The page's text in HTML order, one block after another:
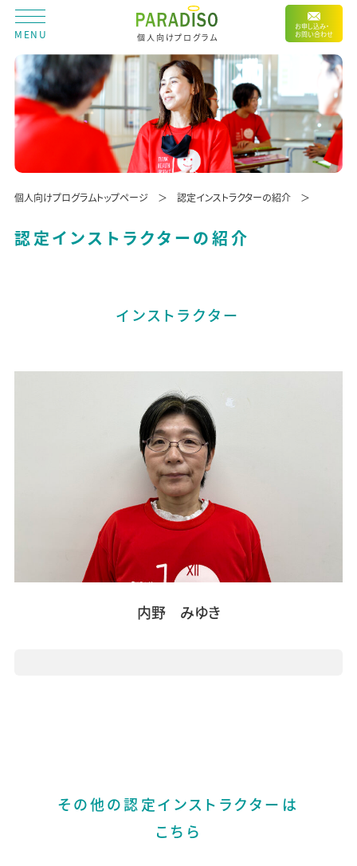
MENU 個人向けプログラム
お申し込み・
お問い合わせ
個人向けプログラムトップページ 認定インストラクターの紹介
認定インストラクターの紹介
インストラクター
内野 みゆき
その他の認定インストラクターは
こちら